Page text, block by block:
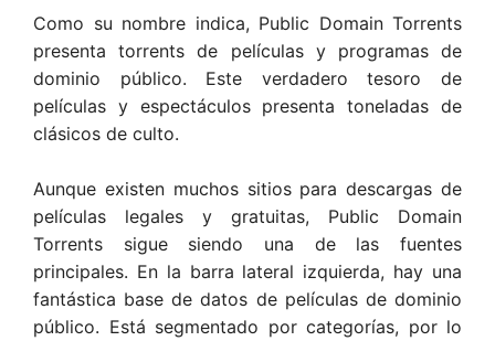
Como su nombre indica, Public Domain Torrents
presenta torrents de películas y programas de
dominio público. Este verdadero tesoro de
películas y espectáculos presenta toneladas de
clásicos de culto.
Aunque existen muchos sitios para descargas de
películas legales y gratuitas, Public Domain
Torrents sigue siendo una de las fuentes
principales. En la barra lateral izquierda, hay una
fantástica base de datos de películas de dominio
público. Está segmentado por categorías, por lo